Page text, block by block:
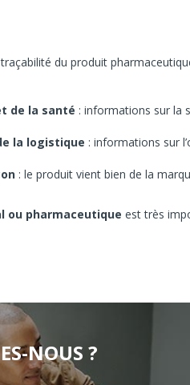
du produit
de la santé : informations sur la
la logistique : informations sur
: le produit vient bien de la
ou pharmaceutique est très
NOUS ?